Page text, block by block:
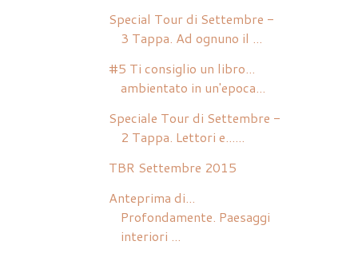
Special Tour di Settembre -
3 Tappa. Ad ognuno il ...
#5 Ti consiglio un libro...
ambientato in un'epoca...
Speciale Tour di Settembre -
2 Tappa. Lettori e......
TBR Settembre 2015
Anteprima di...
Profondamente. Paesaggi
interiori ...